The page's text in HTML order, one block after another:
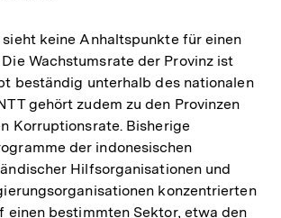
keine Anhaltspunkte für einen
Wachstumsrate der Provinz ist
beständig unterhalb des nationalen
gehört zudem zu den Provinzen
Korruptionsrate. Bisherige
der indonesischen
Hilfsorganisationen und
konzentrierten
einen bestimmten Sektor, etwa den